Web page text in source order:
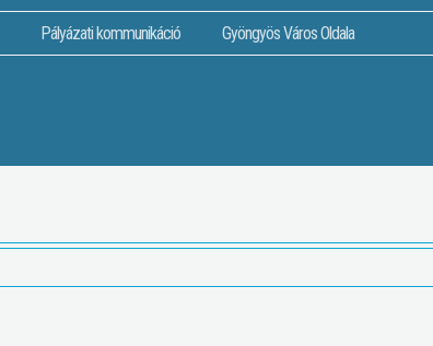
Pályázati kommunikáció Gyöngyös Város Oldala